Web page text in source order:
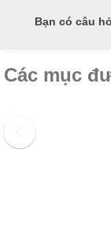
Bạn có câu
Các mục